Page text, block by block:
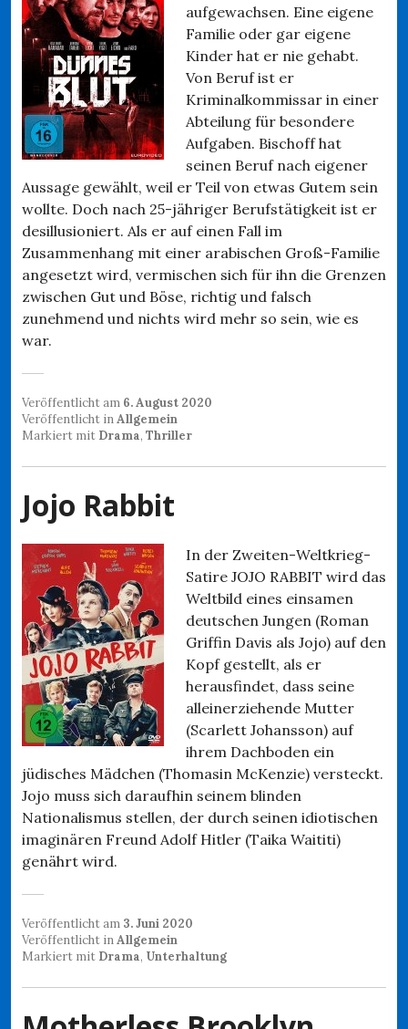
aufgewachsen. Eine eigene
Familie oder gar eigene
Kinder hat er nie gehabt.
Von Beruf ist er
Kriminalkommissar in einer
Abteilung für besondere
Aufgaben. Bischoff hat
seinen Beruf nach eigener
Aussage gewählt, weil er Teil von etwas Gutem sein
wollte. Doch nach 25-jähriger Berufstätigkeit ist er
desillusioniert. Als er auf einen Fall im
Zusammenhang mit einer arabischen Groß-Familie
angesetzt wird, vermischen sich für ihn die Grenzen
zwischen Gut und Böse, richtig und falsch
zunehmend und nichts wird mehr so sein, wie es
war.
Veröffentlicht am 6. August 2020
Veröffentlicht inAllgemein
Markiert mit Drama, Thriller
Jojo Rabbit
In der Zweiten-Weltkrieg-
Satire JOJO RABBIT wird das
Weltbild eines einsamen
deutschen Jungen (Roman
Griffin Davis als Jojo) auf den
Kopf gestellt, als er
herausfindet, dass seine
alleinerziehende Mutter
(Scarlett Johansson) auf
ihrem Dachboden ein
jüdisches Mädchen (Thomasin McKenzie) versteckt.
Jojo muss sich daraufhin seinem blinden
Nationalismus stellen, der durch seinen idiotischen
imaginären Freund Adolf Hitler (Taika Waititi)
genährt wird.
Veröffentlicht am 3. Juni 2020
Veröffentlicht inAllgemein
Markiert mit Drama, Unterhaltung